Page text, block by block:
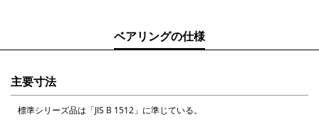
ベアリングの仕様
主要寸法
標準シリーズ品は「JIS B 1512」に準じている。